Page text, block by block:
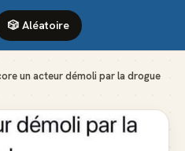
🎲 Aléatoire
un acteur démoli par la drogue